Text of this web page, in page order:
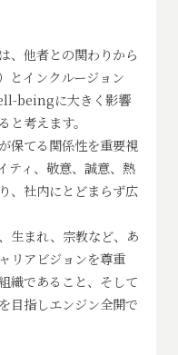
、他者との関わりから
とインクルージョン
beingに大きく影響
考えます。
保てる関係性を重要視
ティ、敬意、誠意、熱
、社内にとどまらず広
生まれ、宗教など、あ
リアビジョンを尊重
織であること、そして
目指しエンジン全開で